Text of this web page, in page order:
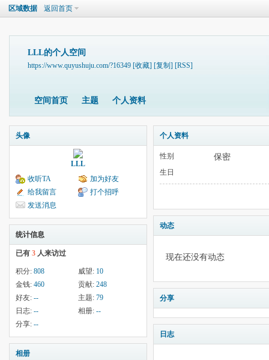
区域数据 返回首页
LLL的个人空间
https://www.quyushuju.com/?16349 [收藏] [复制] [RSS]
空间首页 主题 个人资料
头像
LLL
收听TA
加为好友
给我留言
打个招呼
发送消息
统计信息
已有 3 人来访过
积分: 808 威望: 10
金钱: 460 贡献: 248
好友: -- 主题: 79
日志: -- 相册: --
分享: --
相册
个人资料
性别 保密
生日
动态
现在还没有动态
分享
日志